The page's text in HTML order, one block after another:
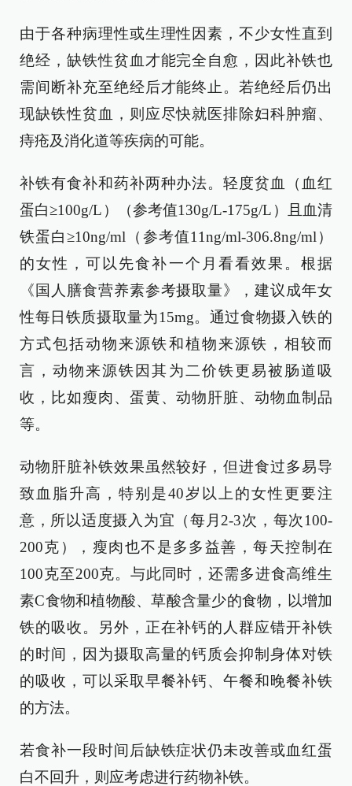
由于各种病理性或生理性因素，不少女性直到
绝经，缺铁性贫血才能完全自愈，因此补铁也
需间断补充至绝经后才能终止。若绝经后仍出
现缺铁性贫血，则应尽快就医排除妇科肿瘤、
痔疮及消化道等疾病的可能。
补铁有食补和药补两种办法。轻度贫血（血红
蛋白≥100g/L）（参考值130g/L-175g/L）且血清
铁蛋白≥10ng/ml（参考值11ng/ml-306.8ng/ml）
的女性，可以先食补一个月看看效果。根据
《国人膳食营养素参考摄取量》，建议成年女
性每日铁质摄取量为15mg。通过食物摄入铁的
方式包括动物来源铁和植物来源铁，相较而
言，动物来源铁因其为二价铁更易被肠道吸
收，比如瘦肉、蛋黄、动物肝脏、动物血制品
等。
动物肝脏补铁效果虽然较好，但进食过多易导
致血脂升高，特别是40岁以上的女性更要注
意，所以适度摄入为宜（每月2-3次，每次100-
200克），瘦肉也不是多多益善，每天控制在
100克至200克。与此同时，还需多进食高维生
素C食物和植物酸、草酸含量少的食物，以增加
铁的吸收。另外，正在补钙的人群应错开补铁
的时间，因为摄取高量的钙质会抑制身体对铁
的吸收，可以采取早餐补钙、午餐和晚餐补铁
的方法。
若食补一段时间后缺铁症状仍未改善或血红蛋
白不回升，则应考虑进行药物补铁。